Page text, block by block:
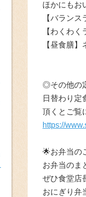
ほかにもお
【バラン
【わくわ
【昼食膳
◎その他の
日替わり定
頂くとご覧
https://
🌟お弁当の
お弁当のま
ぜひ食堂店
おにぎり弁